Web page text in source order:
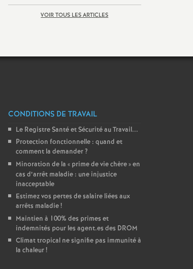
VOIR TOUS LES ARTICLES
CONDITIONS DE TRAVAIL
Le Registre Santé et Sécurité au Travail...
Protection fonctionnelle : quand et
comment la demander?
Minoration de la « prime de vie chère» en
cas d’arrêt maladie : une injustice
inacceptable
Estimez vos pertes de salaire liées aux
arrêts maladie!
Maintien à 100% des primes et
indemnités pour les agent.es des DROM
Climat tropical ne signifie pas immunité à
la chaleur!